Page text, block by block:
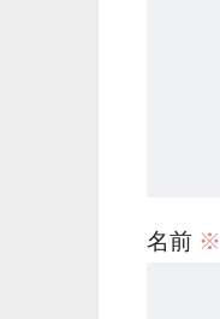
名前 ※